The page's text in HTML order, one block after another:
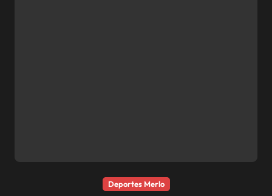
Deportes Merlo